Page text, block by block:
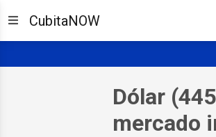
CubitaNOW
Dólar
mercado